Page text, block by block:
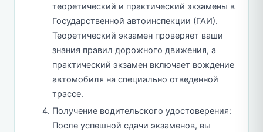
теоретический и практический экзамены в
Государственной автоинспекции (ГАИ).
Теоретический экзамен проверяет ваши
знания правил дорожного движения, а
практический экзамен включает вождение
автомобиля на специально отведенной
трассе.
Получение водительского удостоверения:
После успешной сдачи экзаменов, вы